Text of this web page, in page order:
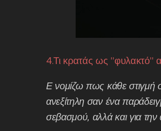
4.Τι κρατάς ως "φυλακτό"
Ε νομίζω πως κάθε στιγμή
ανεξίτηλη σαν ένα
σεβασμού, αλλά και για